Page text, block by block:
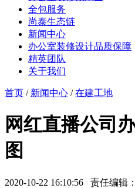
全包服务
尚泰生态链
新闻中心
办公室装修设计品质保障
精英团队
关于我们
首页 / 新闻中心 /在建工地
网红直播公司
图
2020-10-22 16:10:56 责任编辑：